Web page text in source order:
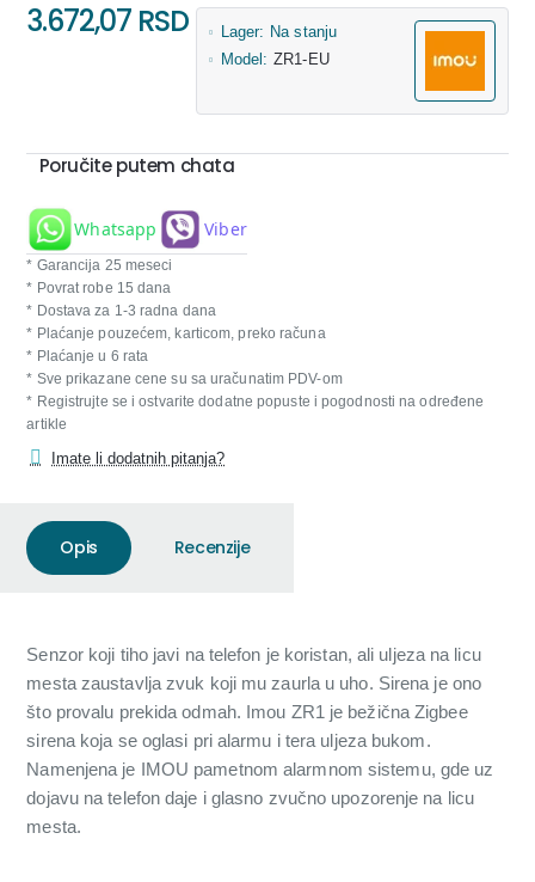
3.672,07 RSD Lager: Na stanju
Model: ZR1-EU
Poručite putem chata
Whatsapp Viber
* Garancija 25 meseci
* Povrat robe 15 dana
* Dostava za 1-3 radna dana
* Plaćanje pouzećem, karticom, preko računa
* Plaćanje u 6 rata
* Sve prikazane cene su sa uračunatim PDV-om
* Registrujte se i ostvarite dodatne popuste i pogodnosti na određene
artikle
Imate li dodatnih pitanja?
Opis Recenzije
Senzor koji tiho javi na telefon je koristan, ali uljeza na licu
mesta zaustavlja zvuk koji mu zaurla u uho. Sirena je ono
što provalu prekida odmah. Imou ZR1 je bežična Zigbee
sirena koja se oglasi pri alarmu i tera uljeza bukom.
Namenjena je IMOU pametnom alarmnom sistemu, gde uz
dojavu na telefon daje i glasno zvučno upozorenje na licu
mesta.